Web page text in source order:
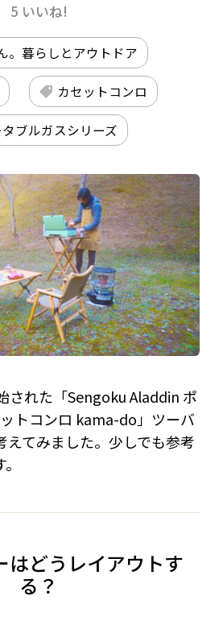
5 いいね!
。暮らしとアウトドア
カセットコンロ
ブルガスシリーズ
された「Sengoku Aladdin ポ
トコンロ kama-do」ツーバ
えてみました。少しでも参考
はどうレイアウトす
る？